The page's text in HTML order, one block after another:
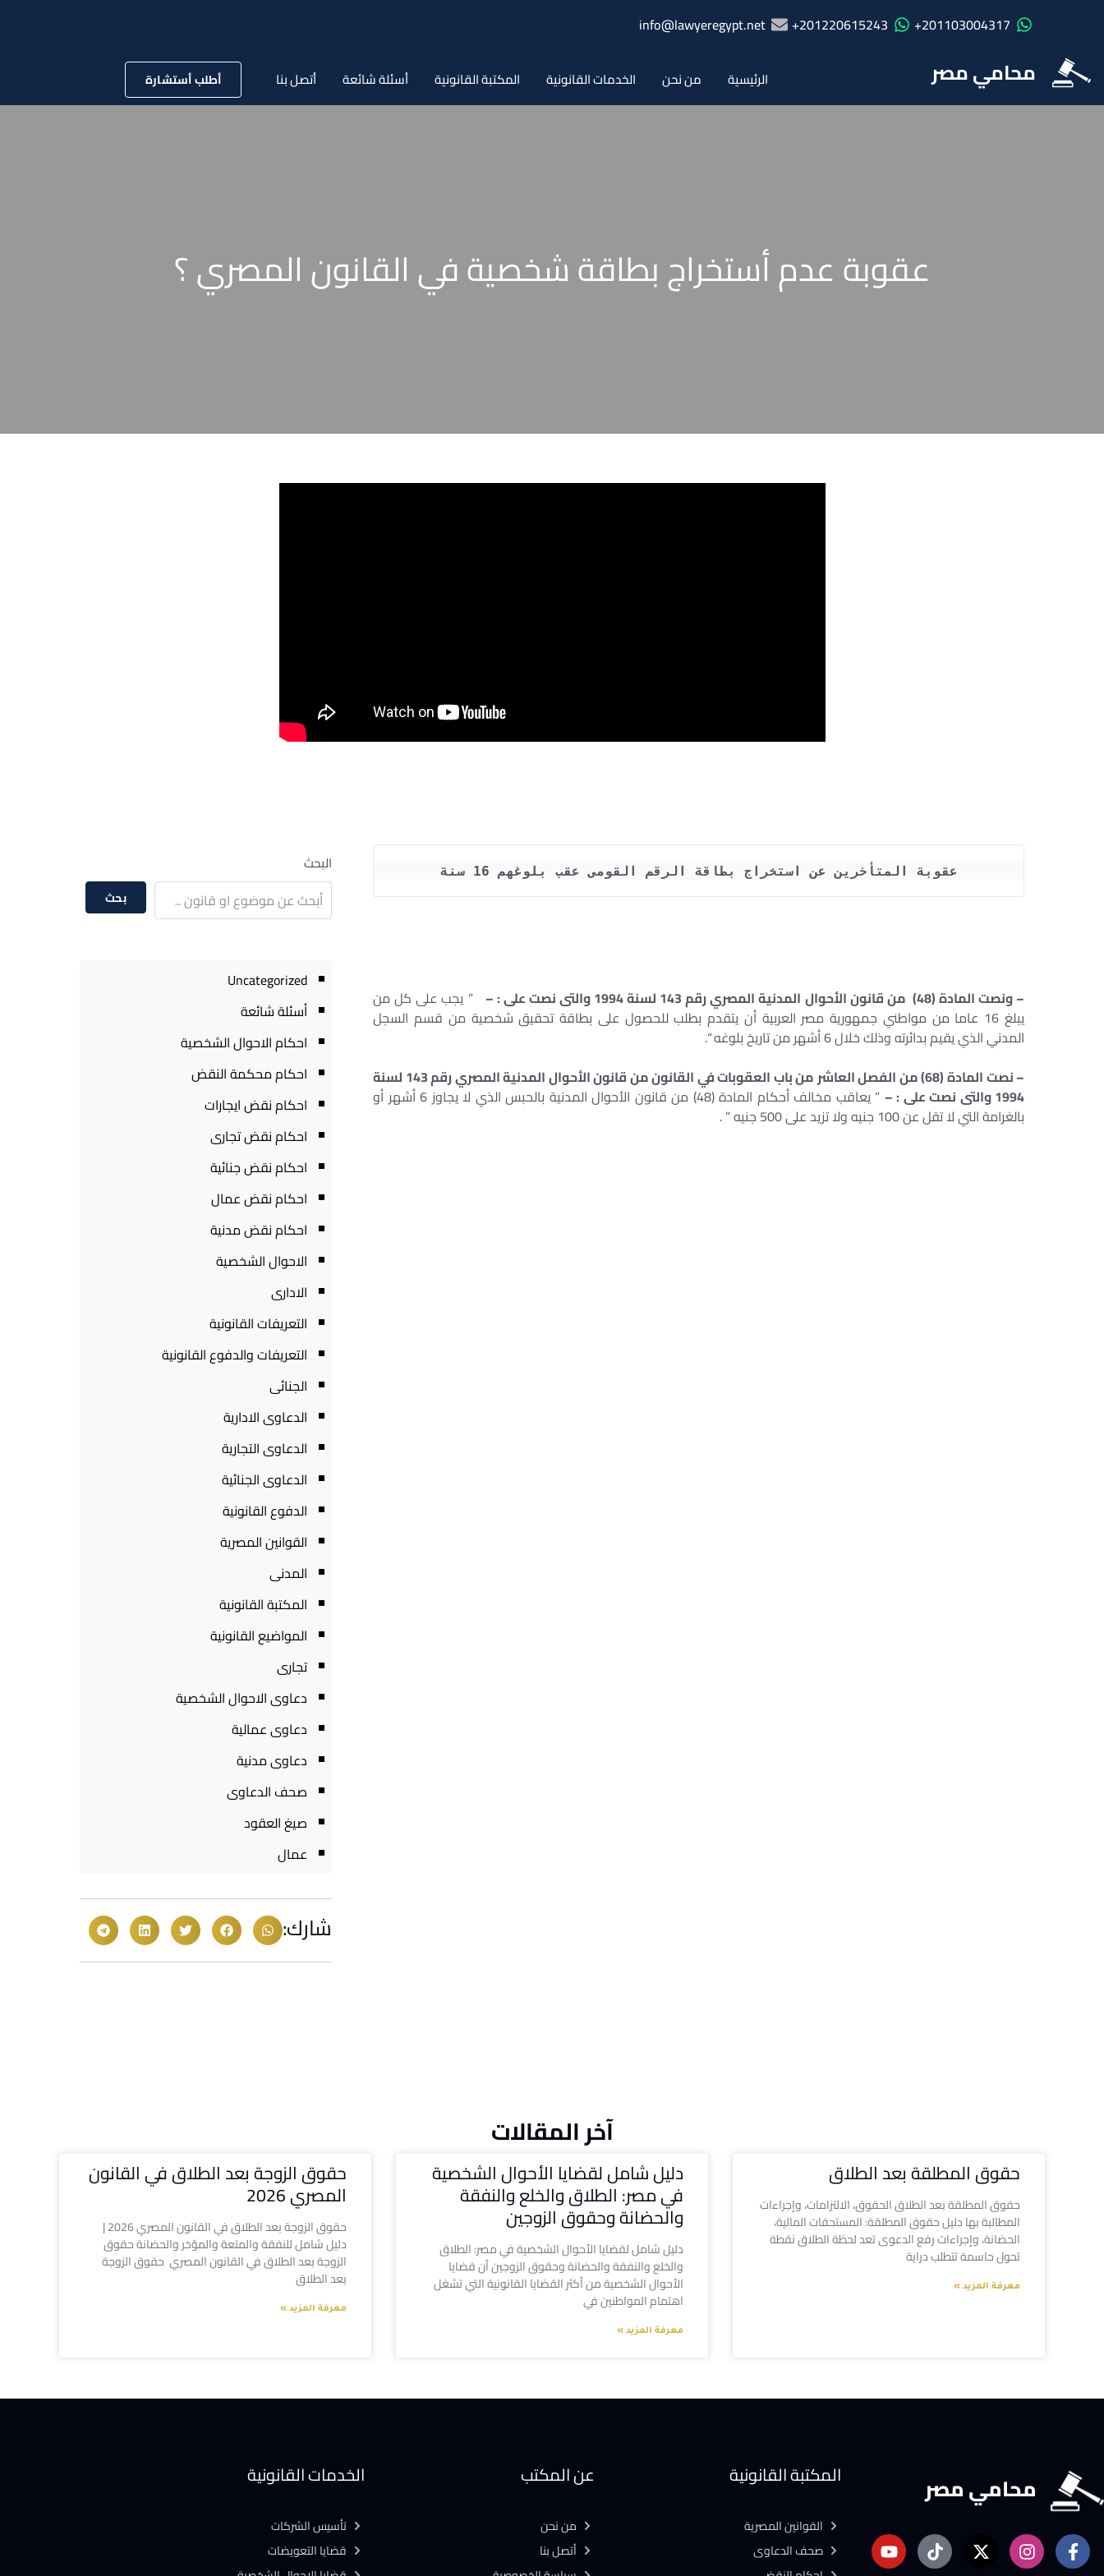
201103004317+
201220615243+
info@lawyeregypt.net
محامي مصر الرئيسية من نحن الخدمات القانونية المكتبة القانونية أسئلة شائعة أتصل بنا أطلب أستشارة
عقوبة عدم أستخراج بطاقة شخصية في القانون المصري ؟
عقوبة المتأخرين عن استخراج بطاقة الرقم القومى عقب بلوغهم 16 سنة
– ونصت المادة (48) من قانون الأحوال المدنية المصري رقم 143 لسنة 1994 والتى نصت على : –
” يجب على كل من
يبلغ 16 عاما من مواطني جمهورية مصر العربية أن يتقدم بطلب للحصول على بطاقة تحقيق شخصية من قسم السجل
المدني الذي يقيم بدائرته وذلك خلال 6 أشهر من تاريخ بلوغه “.
– نصت المادة (68) من الفصل العاشر من باب العقوبات في القانون من قانون الأحوال المدنية المصري رقم 143 لسنة
1994 والتى نصت على : –
” يعاقب مخالف أحكام المادة (48) من قانون الأحوال المدنية بالحبس الذي لا يجاوز 6 أشهر أو
بالغرامة التي لا تقل عن 100 جنيه ولا تزيد على 500 جنيه ” .
البحث
بحث
Uncategorized
أسئلة شائعة
احكام الاحوال الشخصية
احكام محكمة النقض
احكام نقض ايجارات
احكام نقض تجارى
احكام نقض جنائية
احكام نقض عمال
احكام نقض مدنية
الاحوال الشخصية
الادارى
التعريفات القانونية
التعريفات والدفوع القانونية
الجنائى
الدعاوى الادارية
الدعاوى التجارية
الدعاوى الجنائية
الدفوع القانونية
القوانين المصرية
المدنى
المكتبة القانونية
المواضيع القانونية
تجارى
دعاوى الاحوال الشخصية
دعاوى عمالية
دعاوى مدنية
صحف الدعاوى
صيغ العقود
عمال
شارك:
آخر المقالات
حقوق المطلقة بعد الطلاق
حقوق المطلقة بعد الطلاق الحقوق، الالتزامات، وإجراءات
المطالبة بها دليل حقوق المطلقة: المستحقات المالية،
الحضانة، وإجراءات رفع الدعوى تعد لحظة الطلاق نقطة
تحول حاسمة تتطلب دراية
معرفة المزيد »
دليل شامل لقضايا الأحوال الشخصية
في مصر: الطلاق والخلع والنفقة
والحضانة وحقوق الزوجين
دليل شامل لقضايا الأحوال الشخصية في مصر: الطلاق
والخلع والنفقة والحضانة وحقوق الزوجين أن قضايا
الأحوال الشخصية من أكثر القضايا القانونية التي تشغل
اهتمام المواطنين في
معرفة المزيد »
حقوق الزوجة بعد الطلاق في القانون
المصري 2026
حقوق الزوجة بعد الطلاق في القانون المصري 2026 |
دليل شامل للنفقة والمتعة والمؤخر والحضانة حقوق
الزوجة بعد الطلاق في القانون المصري حقوق الزوجة
بعد الطلاق
معرفة المزيد »
محامي مصر المكتبة القانونية
القوانين المصرية
صحف الدعاوى
عن المكتب
من نحن
أتصل بنا
الخدمات القانونية
تأسيس الشركات
قضايا التعويضات